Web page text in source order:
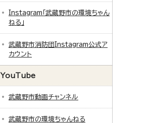
Instagram「武蔵野市の環境ちゃん
ねる」
武蔵野市消防団Instagram公式ア
カウント
YouTube
武蔵野市動画チャンネル
武蔵野市の環境ちゃんねる